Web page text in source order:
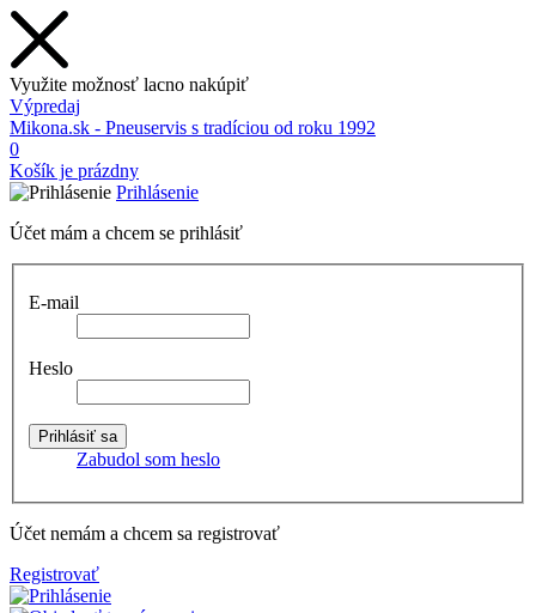
Využite možnosť lacno nakúpiť
Výpredaj
Mikona.sk - Pneuservis s tradíciou od roku 1992
0
Košík je prázdny
Prihlásenie
Účet mám a chcem se prihlásiť
E-mail
Heslo
Zabudol som heslo
Účet nemám a chcem sa registrovať
Registrovať